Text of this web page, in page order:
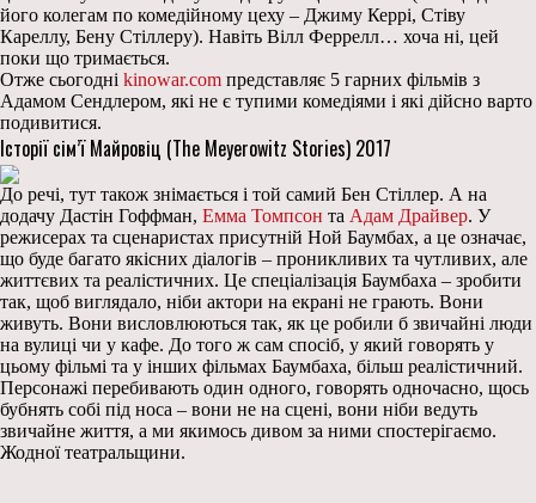
його колегам по комедійному цеху – Джиму Керрі, Стіву
Кареллу, Бену Стіллеру). Навіть Вілл Феррелл… хоча ні, цей
поки що тримається.
Отже сьогодні kinowar.com представляє 5 гарних фільмів з
Адамом Сендлером, які не є тупими комедіями і які дійсно варто
подивитися.
Історії сім’ї Майровіц (The Meyerowitz Stories) 2017
До речі, тут також знімається і той самий Бен Стіллер. А на
додачу Дастін Гоффман, Емма Томпсон та Адам Драйвер. У
режисерах та сценаристах присутній Ной Баумбах, а це означає,
що буде багато якісних діалогів – проникливих та чутливих, але
життєвих та реалістичних. Це спеціалізація Баумбаха – зробити
так, щоб виглядало, ніби актори на екрані не грають. Вони
живуть. Вони висловлюються так, як це робили б звичайні люди
на вулиці чи у кафе. До того ж сам спосіб, у який говорять у
цьому фільмі та у інших фільмах Баумбаха, більш реалістичний.
Персонажі перебивають один одного, говорять одночасно, щось
бубнять собі під носа – вони не на сцені, вони ніби ведуть
звичайне життя, а ми якимось дивом за ними спостерігаємо.
Жодної театральщини.